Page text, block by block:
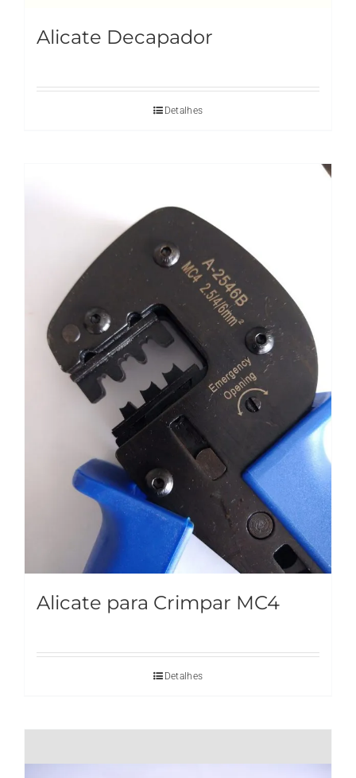
Alicate Decapador
Detalhes
Alicate para Crimpar MC4
Detalhes